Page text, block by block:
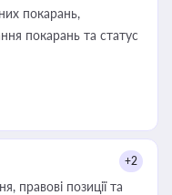
покарань,
покарань та статус
+2
правові позиції та